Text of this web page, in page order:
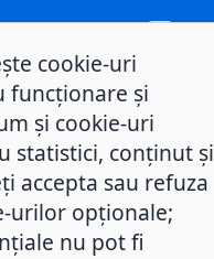
cookie-uri
funcționare și
și cookie-uri
statistici, conținut și
accepta sau refuza
urilor opționale;
nu pot fi